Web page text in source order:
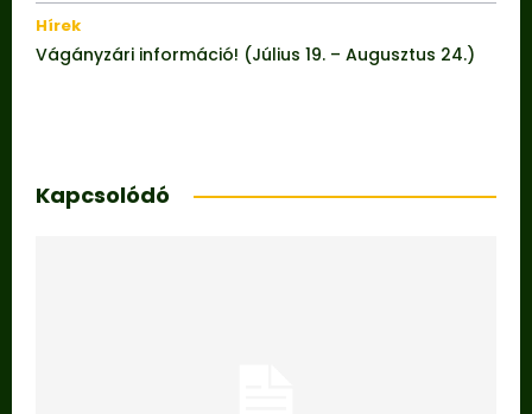
Hírek
Vágányzári információ! (Július 19. – Augusztus 24.)
Kapcsolódó